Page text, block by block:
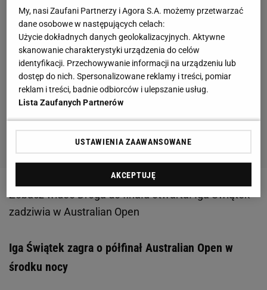
Zobacz wideoDroga do finału otwarta! Iga Świątek
zadziwia w Australian Open
Iga Świątek zagra o półfinał Australian Open w
środku nocy
My, nasi Zaufani Partnerzy i Agora S.A. możemy przetwarzać
dane osobowe w następujących celach:
Użycie dokładnych danych geolokalizacyjnych. Aktywne
skanowanie charakterystyki urządzenia do celów
identyfikacji. Przechowywanie informacji na urządzeniu lub
dostęp do nich. Spersonalizowane reklamy i treści, pomiar
reklam i treści, badnie odbiorców i ulepszanie usług.
Lista Zaufanych Partnerów
USTAWIENIA ZAAWANSOWANE
AKCEPTUJĘ